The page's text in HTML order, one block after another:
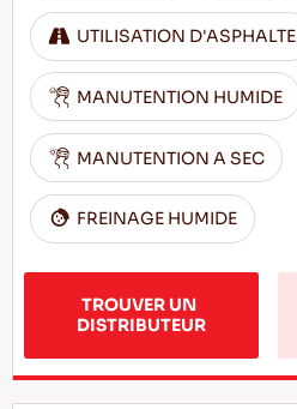
UTILISATION D'ASPHALTE
MANUTENTION HUMIDE
MANUTENTION A SEC
FREINAGE HUMIDE
TROUVER UN
DISTRIBUTEUR